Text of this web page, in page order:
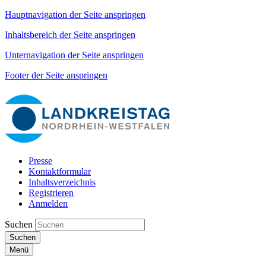
Hauptnavigation der Seite anspringen
Inhaltsbereich der Seite anspringen
Unternavigation der Seite anspringen
Footer der Seite anspringen
Presse
Kontaktformular
Inhaltsverzeichnis
Registrieren
Anmelden
Suchen
Suchen
Menü